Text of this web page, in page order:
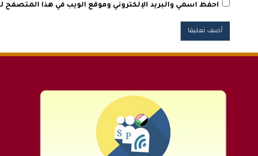
احفظ اسمي والبريد الإلكتروني وموقع الويب في هذا المتصفح